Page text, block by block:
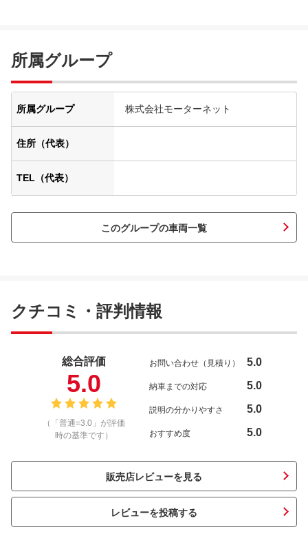
所属グループ
所属グループ 株式会社モーターネット
住所（代表）
TEL（代表）
このグループの車両一覧
クチコミ・評判情報
総合評価
5.0
（「普通=3.0」が評価
時の基準です）
お問い合わせ（見積り） 5.0
納車までの対応 5.0
説明の分かりやすさ 5.0
おすすめ度 5.0
販売店レビューを見る
レビューを投稿する